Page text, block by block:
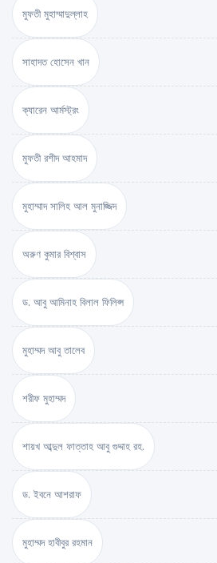
মুফতী মুহাম্মাদুল্লাহ
সাহাদত হোসেন খান
ক্যারেন আর্মস্ট্রং
মুফতী রশীদ আহমাদ
মুহাম্মাদ সালিহ আল মুনাজ্জিদ
অরুণ কুমার বিশ্বাস
ড. আবু আমিনাহ বিলাল ফিলিপ্স
মুহাম্মদ আবু তালেব
শরীফ মুহাম্মদ
শায়খ আব্দুল ফাত্তাহ আবু গুদ্দাহ রহ.
ড. ইবনে আশরাফ
মুহাম্মদ হাবীবুর রহমান